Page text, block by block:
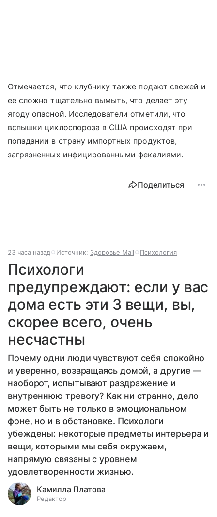
Отмечается, что клубнику также подают свежей и
ее сложно тщательно вымыть, что делает эту
ягоду опасной. Исследователи отметили, что
вспышки циклоспороза в США происходят при
попадании в страну импортных продуктов,
загрязненных инфицированными фекалиями.
Поделиться
23 часа назад Источник: Здоровье Mail Психология
Психологи
предупреждают: если у вас
дома есть эти 3 вещи, вы,
скорее всего, очень
несчастны
Почему одни люди чувствуют себя спокойно
и уверенно, возвращаясь домой, а другие —
наоборот, испытывают раздражение и
внутреннюю тревогу? Как ни странно, дело
может быть не только в эмоциональном
фоне, но и в обстановке. Психологи
убеждены: некоторые предметы интерьера и
вещи, которыми мы себя окружаем,
напрямую связаны с уровнем
удовлетворенности жизнью.
Камилла Платова
Редактор